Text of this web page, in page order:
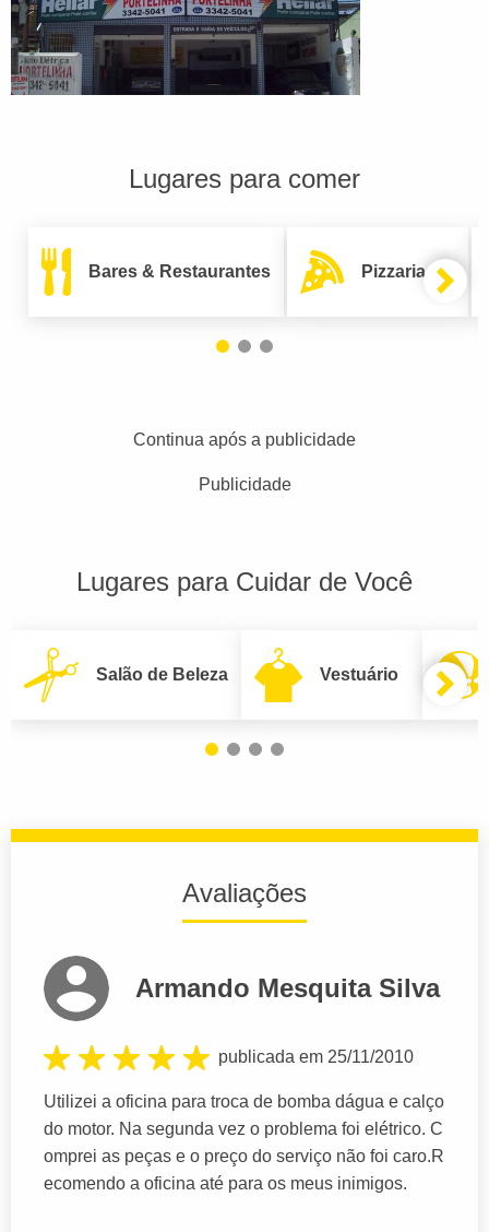
Lugares para comer
Bares & Restaurantes Pizzarias
Continua após a publicidade
Publicidade
Lugares para Cuidar de Você
Salão de Beleza Vestuário
Avaliações
Armando Mesquita Silva
publicada em 25/11/2010
Utilizei a oficina para troca de bomba dágua e calço
do motor. Na segunda vez o problema foi elétrico. C
omprei as peças e o preço do serviço não foi caro.R
ecomendo a oficina até para os meus inimigos.